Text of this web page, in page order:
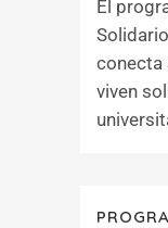
El
conecta
viven